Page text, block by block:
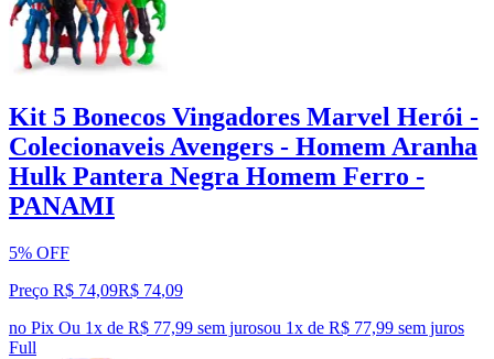
Kit 5 Bonecos Vingadores Marvel Herói -
Colecionaveis Avengers - Homem Aranha
Hulk Pantera Negra Homem Ferro -
PANAMI
5% OFF
Preço R$ 74,09R$ 74,09
no Pix Ou 1x de R$ 77,99 sem jurosou 1x de R$ 77,99 sem juros
Full